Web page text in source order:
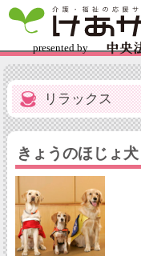
リラックス
きょうのほじょ犬